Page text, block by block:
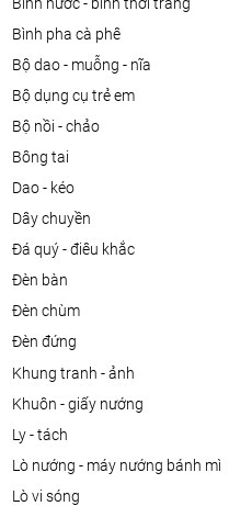
bình pha cà phê
bộ dao - muỗng - nĩa
bộ dụng cụ trẻ em
bộ nồi - chảo
bông tai
dao - kéo
dây chuyền
đá quý - điêu khắc
đèn bàn
đèn chùm
đèn đứng
khung tranh - ảnh
khuôn - giấy nướng
ly - tách
lò nướng - máy nướng bánh mì
lò vi sóng